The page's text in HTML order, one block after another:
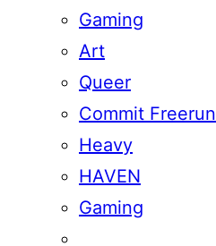
Gaming
Art
Queer
Commit Freerun
Heavy
HAVEN
Gaming